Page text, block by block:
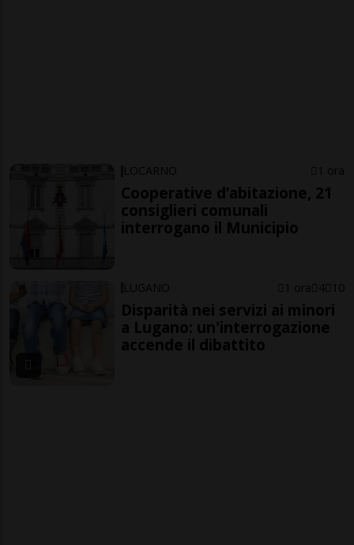
LOCARNO 1 ora
Cooperative d’abitazione, 21
consiglieri comunali
interrogano il Municipio
LUGANO 1 ora 4 10
Disparità nei servizi ai minori
a Lugano: un'interrogazione
accende il dibattito